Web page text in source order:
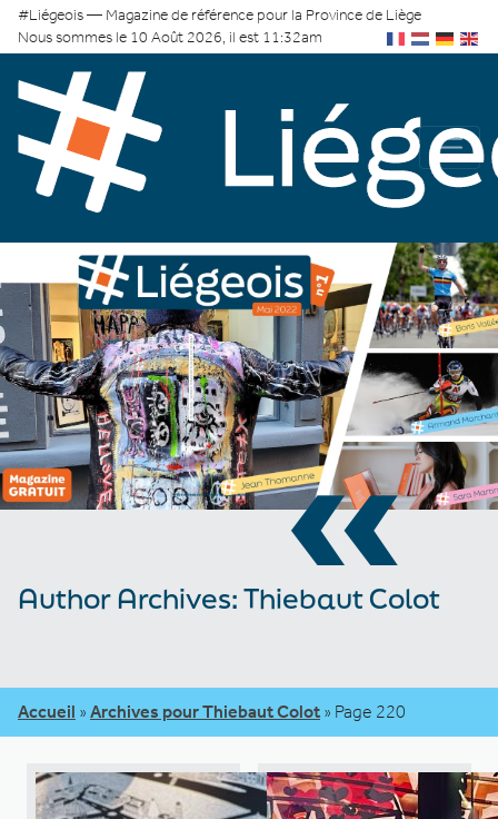
#Liégeois — Magazine de référence pour la Province de Liège
Nous sommes le 10 Août 2026, il est 11:32am
«
Author Archives: Thiebaut Colot
Accueil » Archives pour Thiebaut Colot » Page 220